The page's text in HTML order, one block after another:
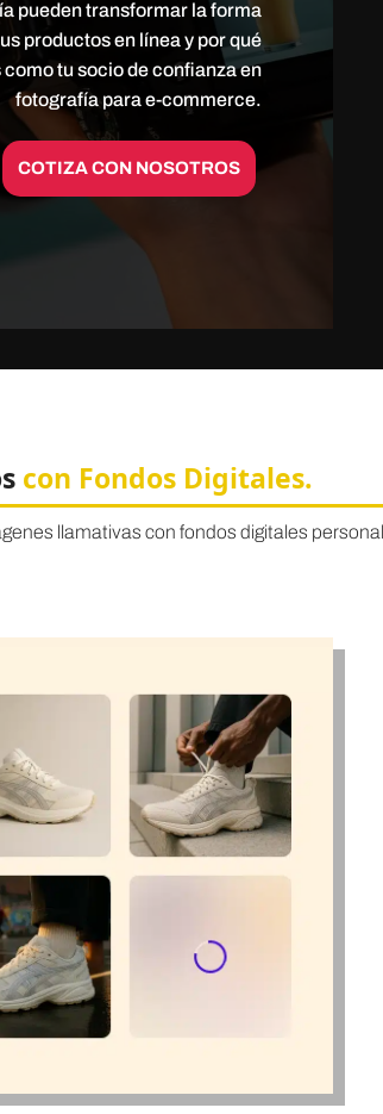
pueden transformar la forma
productos en línea y por qué
tu socio de confianza en
fotografía para e-commerce.
COTIZA CON NOSOTROS
con Fondos Digitales.
llamativas con fondos digitales